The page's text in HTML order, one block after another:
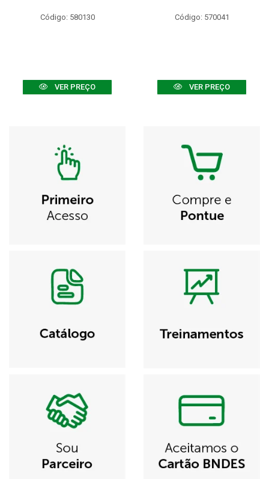
Código: 580130
VER PREÇO
Código: 570041
VER PREÇO